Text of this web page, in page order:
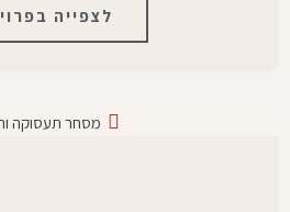
לצפייה
מסחר תעסוקה